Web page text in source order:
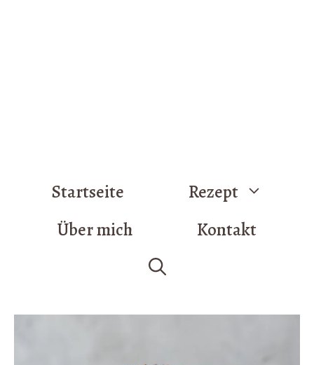
Startseite
Rezept
Über mich
Kontakt